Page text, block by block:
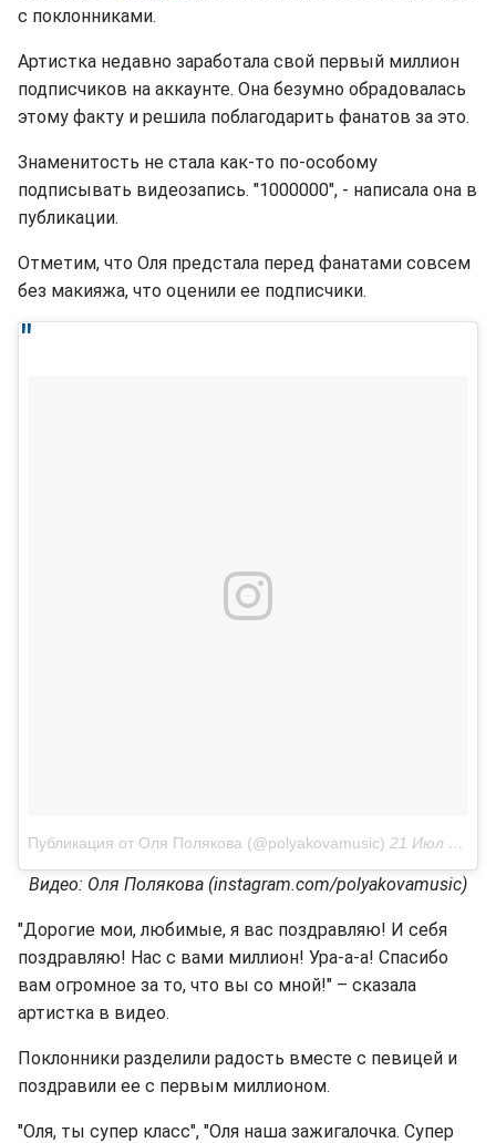
с поклонниками.
Артистка недавно заработала свой первый миллион
подписчиков на аккаунте. Она безумно обрадовалась
этому факту и решила поблагодарить фанатов за это.
Знаменитость не стала как-то по-особому
подписывать видеозапись. "1000000", - написала она в
публикации.
Отметим, что Оля предстала перед фанатами совсем
без макияжа, что оценили ее подписчики.
Публикация от Оля Полякова (@polyakovamusic) 21 Июл 2018 в 12:22 PDT
Видео: Оля Полякова (instagram.com/polyakovamusic)
"Дорогие мои, любимые, я вас поздравляю! И себя
поздравляю! Нас с вами миллион! Ура-а-а! Спасибо
вам огромное за то, что вы со мной!" – сказала
артистка в видео.
Поклонники разделили радость вместе с певицей и
поздравили ее с первым миллионом.
"Оля, ты супер класс", "Оля наша зажигалочка. Супер